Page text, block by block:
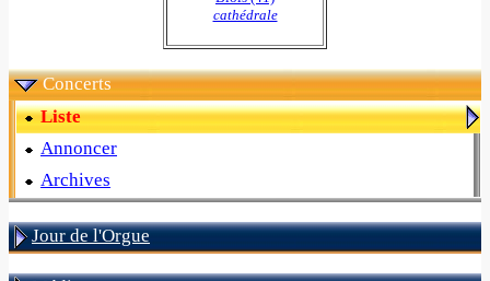
cathédrale
Concerts
Liste
Annoncer
Archives
Jour de l'Orgue